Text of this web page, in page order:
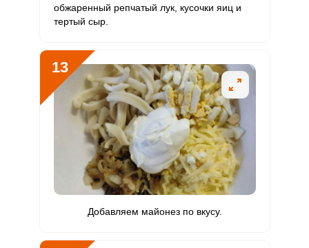
обжаренный репчатый лук, кусочки яиц и
тертый сыр.
13
Добавляем майонез по вкусу.